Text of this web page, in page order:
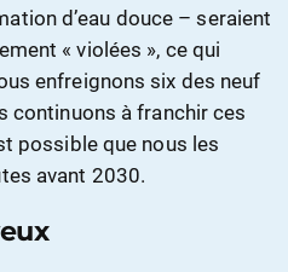
d’eau douce – seraient
« violées », ce qui
enfreignons six des neuf
continuons à franchir ces
possible que nous les
avant 2030.